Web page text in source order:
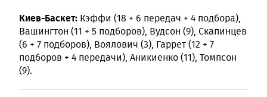
Киев-Баскет: Кэффи (18 + 6 передач + 4 подбора),
Вашингтон (11 + 5 подборов), Вудсон (9), Скапинцев
(6 + 7 подборов), Воялович (3), Гаррет (12 + 7
подборов + 4 передачи), Аникиенко (11), Томпсон
(9).